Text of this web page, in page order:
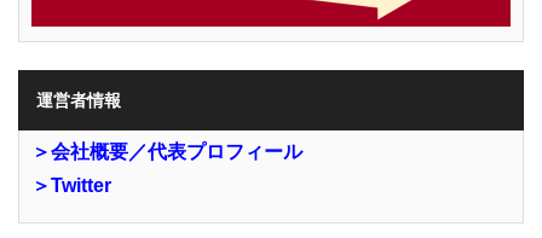
運営者情報
＞会社概要／代表プロフィール
＞Twitter